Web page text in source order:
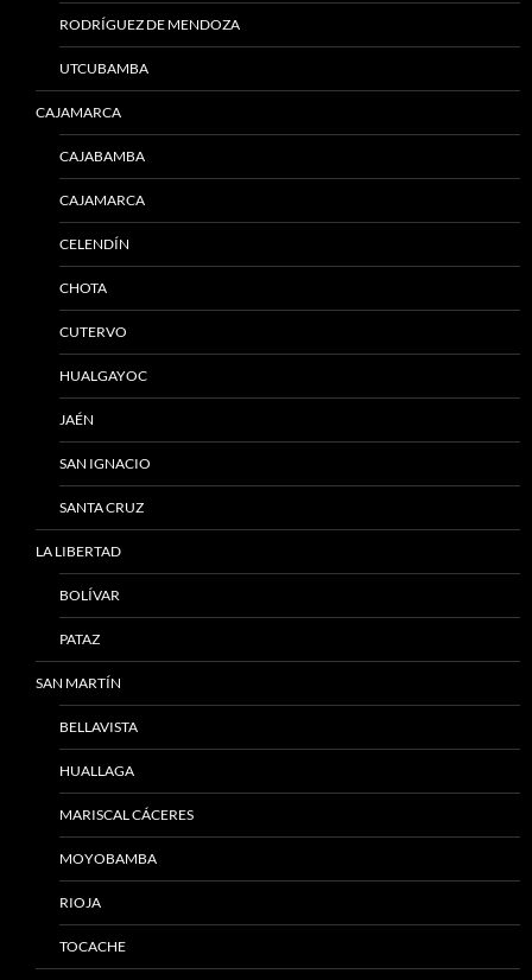
RODRÍGUEZ DE MENDOZA
UTCUBAMBA
CAJAMARCA
CAJABAMBA
CAJAMARCA
CELENDÍN
CHOTA
CUTERVO
HUALGAYOC
JAÉN
SAN IGNACIO
SANTA CRUZ
LA LIBERTAD
BOLÍVAR
PATAZ
SAN MARTÍN
BELLAVISTA
HUALLAGA
MARISCAL CÁCERES
MOYOBAMBA
RIOJA
TOCACHE